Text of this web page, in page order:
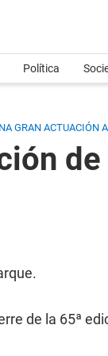
Política
GRAN
de la 65ª